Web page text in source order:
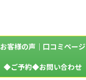
お客様の声｜口コミページ
◆ご予約◆お問い合わせ